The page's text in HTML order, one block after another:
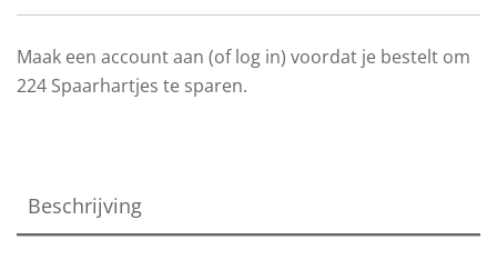
Maak een account aan (of log in) voordat je bestelt om
224 Spaarhartjes te sparen.
Beschrijving